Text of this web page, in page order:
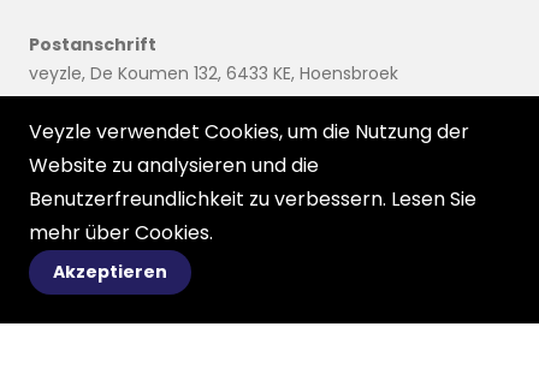
Postanschrift
veyzle, De Koumen 132, 6433 KE, Hoensbroek
info@veyzle.com
Veyzle verwendet Cookies, um die Nutzung der
Website zu analysieren und die
Benutzerfreundlichkeit zu verbessern. Lesen Sie
mehr überCookies.
Akzeptieren